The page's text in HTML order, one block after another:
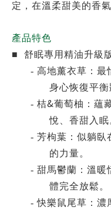
定，在溫柔甜美的香
產品特色
■
舒眠專用精油升級
- 高地薰衣草：最
身心恢復平衡
- 桔&葡萄柚：蘊
悅、香甜入眠
- 芳枸葉：似躺臥
的力量。
- 甜馬鬱蘭：溫暖
體完全放鬆。
-快樂鼠尾草：濃